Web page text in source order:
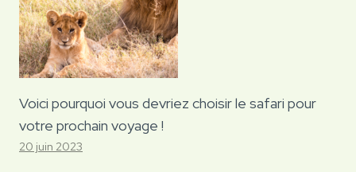
Voici pourquoi vous devriez choisir le safari pour
votre prochain voyage !
20 juin 2023